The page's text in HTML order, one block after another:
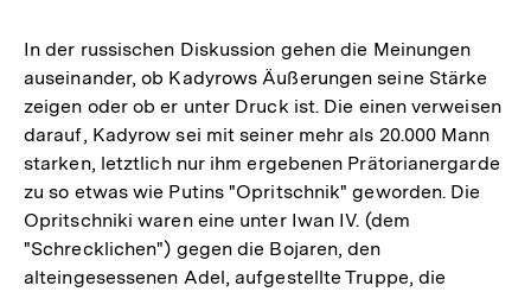
In der russischen Diskussion gehen die Meinungen
auseinander, ob Kadyrows Äußerungen seine Stärke
zeigen oder ob er unter Druck ist. Die einen verweisen
darauf, Kadyrow sei mit seiner mehr als 20.000 Mann
starken, letztlich nur ihm ergebenen Prätorianergarde
zu so etwas wie Putins "Opritschnik" geworden. Die
Opritschniki waren eine unter Iwan IV. (dem
"Schrecklichen") gegen die Bojaren, den
alteingesessenen Adel, aufgestellte Truppe, die